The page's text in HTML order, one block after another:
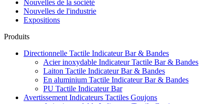
Nouvelles de la société
Nouvelles de l'industrie
Expositions
Produits
Directionnelle Tactile Indicateur Bar & Bandes
Acier inoxydable Indicateur Tactile Bar & Bandes
Laiton Tactile Indicateur Bar & Bandes
En aluminium Tactile Indicateur Bar & Bandes
PU Tactile Indicateur Bar
Avertissement Indicateurs Tactiles Goujons